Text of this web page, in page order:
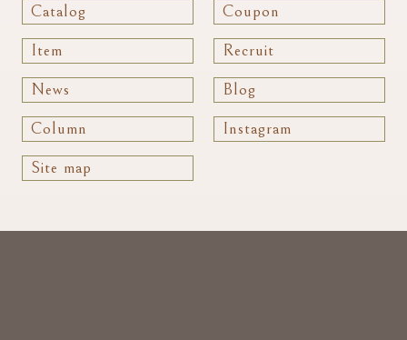
Catalog Coupon
Item Recruit
News Blog
Column Instagram
Site map